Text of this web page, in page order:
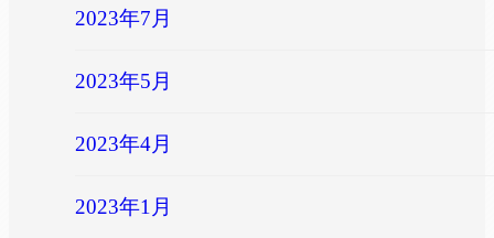
2023年7月
2023年5月
2023年4月
2023年1月